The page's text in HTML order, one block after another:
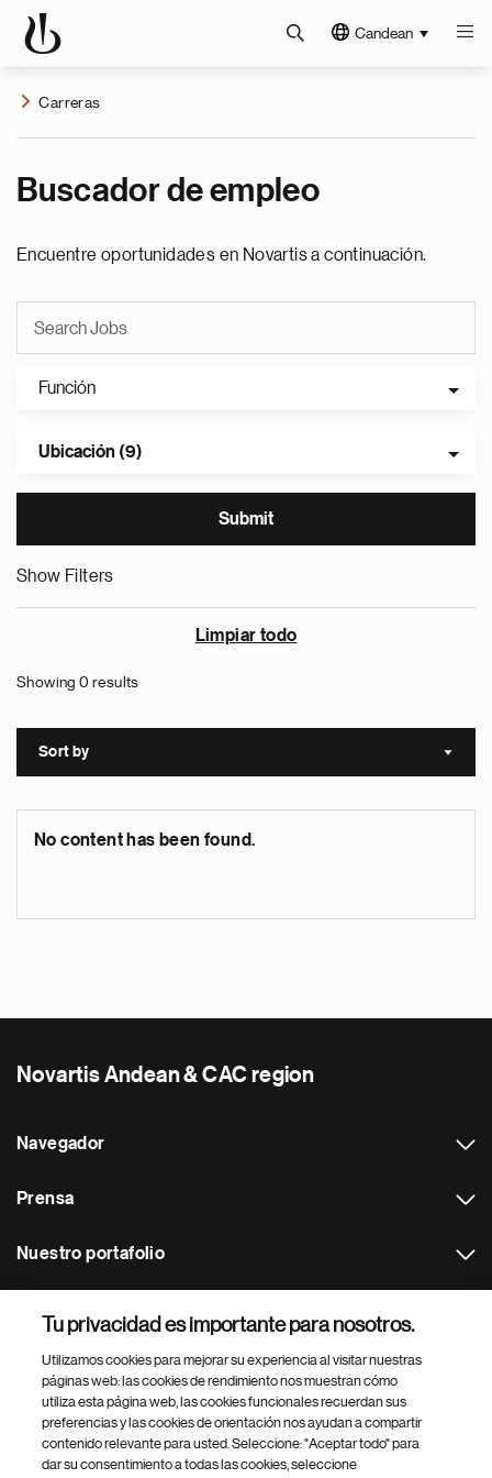
Candean
Carreras
Buscador de empleo
Encuentre oportunidades en Novartis a continuación.
Función
Ubicación (9)
Show Filters
Limpiar todo
Showing 0 results
Sort by Sort
No content has been found.
Novartis Andean & CAC region
Navegador
Prensa
Nuestro portafolio
Footer Site Search
Tu privacidad es importante para nosotros.
Utilizamos cookies para mejorar su experiencia al visitar nuestras
páginas web: las cookies de rendimiento nos muestran cómo
utiliza esta página web, las cookies funcionales recuerdan sus
preferencias y las cookies de orientación nos ayudan a compartir
contenido relevante para usted. Seleccione: "Aceptar todo" para
dar su consentimiento a todas las cookies, seleccione